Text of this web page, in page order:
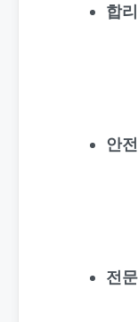
합
안
전